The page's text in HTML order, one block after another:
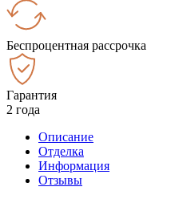
Беспроцентная рассрочка
Гарантия
2 года
Описание
Отделка
Информация
Отзывы